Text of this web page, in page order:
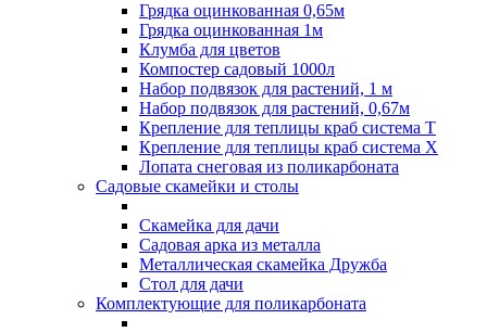
Грядка оцинкованная 0,65м
Грядка оцинкованная 1м
Клумба для цветов
Компостер садовый 1000л
Набор подвязок для растений, 1 м
Набор подвязок для растений, 0,67м
Крепление для теплицы краб система Т
Крепление для теплицы краб система Х
Лопата снеговая из поликарбоната
Садовые скамейки и столы
Скамейка для дачи
Садовая арка из металла
Металлическая скамейка Дружба
Стол для дачи
Комплектующие для поликарбоната